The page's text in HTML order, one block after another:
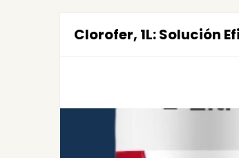
Clorofer, 1L: Solución